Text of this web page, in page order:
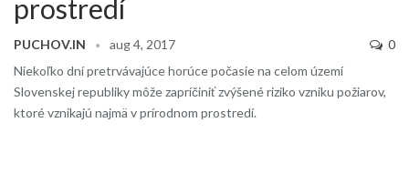
prostredí
PUCHOV.IN aug 4, 2017
0
Niekoľko dní pretrvávajúce horúce počasie na celom území
Slovenskej republiky môže zapríčiniť zvýšené riziko vzniku požiarov,
ktoré vznikajú najmä v prírodnom prostredí.